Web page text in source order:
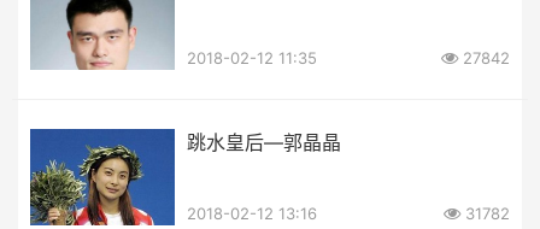
2018-02-12 11:35 27842
跳水皇后—郭晶晶
2018-02-12 13:16 31782